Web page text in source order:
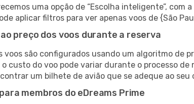
uma opção de “Escolha inteligente”,
aplicar filtros para ver apenas voos de {São
preço dos voos durante a reserva
voos são configurados usando um algoritmo de
custo do voo pode variar durante o processo
um bilhete de avião que se adeque ao seu
membros do eDreams Prime